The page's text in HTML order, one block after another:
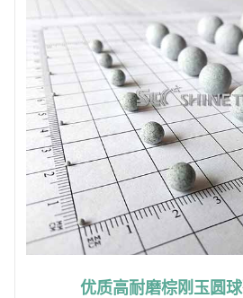
优质高耐磨棕刚玉圆